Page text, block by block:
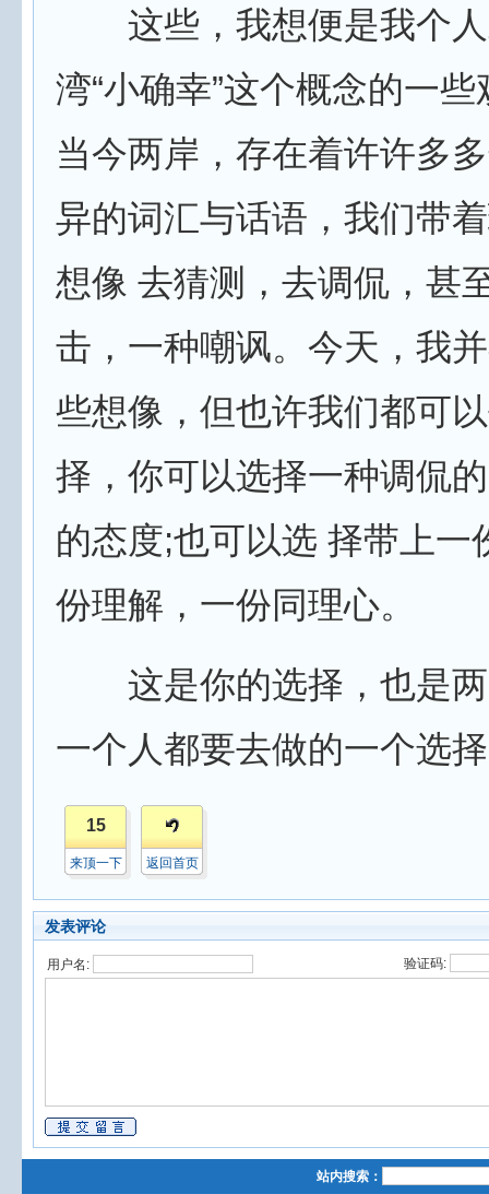
这些，我想便是我个人
湾“小确幸”这个概念的一
当今两岸，存在着许许多
异的词汇与话语，我们带
想像 去猜测，去调侃，甚
击，一种嘲讽。今天，我
些想像，但也许我们都可
择，你可以选择一种调侃
的态度;也可以选 择带上一
份理解，一份同理心。
这是你的选择，也是两
一个人都要去做的一个选
15
来顶一下 返回首页
发表评论
用户名: 验证码:
站内搜索：